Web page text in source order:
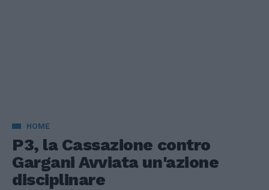
HOME
P3, la Cassazione contro
Gargani Avviata un'azione
disciplinare